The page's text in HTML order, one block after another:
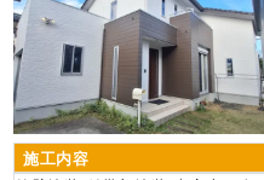
施工内容